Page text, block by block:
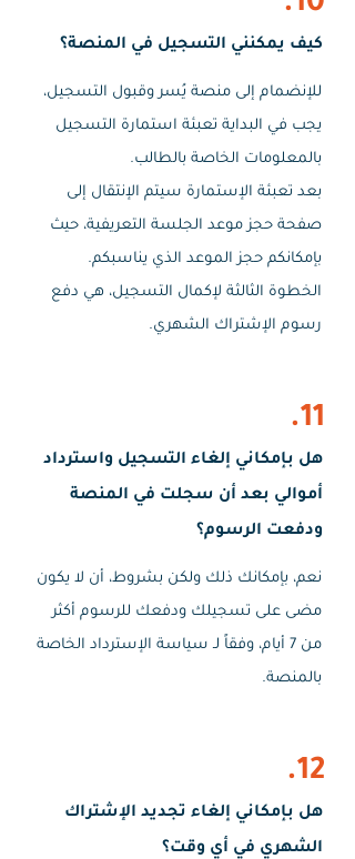
كيف يمكنني التسجيل في المنصة؟
للإنضمام إلى منصة يُسر وقبول التسجيل،
يجب في البداية تعبئة استمارة التسجيل
بالمعلومات الخاصة بالطالب.
بعد تعبئة الإستمارة سيتم الإنتقال إلى
صفحة حجز موعد الجلسة التعريفية، حيث
بإمكانكم حجز الموعد الذي يناسبكم.
الخطوة الثالثة لإكمال التسجيل، هي دفع
رسوم الإشتراك الشهري.
11.
هل بإمكاني إلغاء التسجيل واسترداد
أموالي بعد أن سجلت في المنصة
ودفعت الرسوم؟
نعم، بإمكانك ذلك ولكن بشروط، أن لا يكون
مضى على تسجيلك ودفعك للرسوم أكثر
من 7 أيام، وفقاً لـ سياسة الإسترداد الخاصة
بالمنصة.
12.
هل بإمكاني إلغاء تجديد الإشتراك
الشهري في أي وقت؟